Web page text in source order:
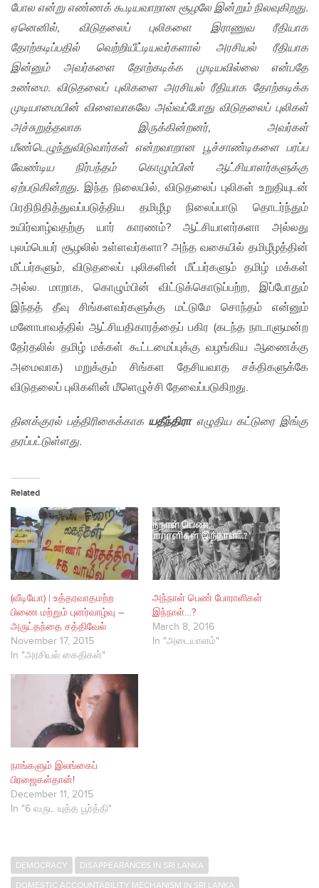
போல என்று எண்ணக் கூடியவாறான சூழலே இன்றும் நிலவுகிறது.
ஏனெனில், விடுதலைப் புலிகளை இராணுவ ரீதியாக
தோற்கடிப்பதில் வெற்றியீட்டியவர்களால் அரசியல் ரீதியாக
இன்னும் அவர்களை தோற்கடிக்க முடியவில்லை என்பதே
உண்மை. விடுதலைப் புலிகளை அரசியல் ரீதியாக தோற்கடிக்க
முடியாமையின் விளைவாகவே அவ்வப்போது விடுதலைப் புலிகள்
அச்சுறுத்தலாக இருக்கின்றனர், அவர்கள்
மீண்டெழுந்துவிடுவார்கள் என்றவாறான பூச்சாண்டிகளை பரப்ப
வேண்டிய நிர்பந்தம் கொழும்பின் ஆட்சியாளர்களுக்கு
ஏற்படுகின்றது. இந்த நிலையில், விடுதலைப் புலிகள் உறுதியுடன்
பிரதிநிதித்துவப்படுத்திய தமிழீழ நிலைப்பாடு தொடர்ந்தும்
உயிர்வாழ்வதற்கு யார் காரணம்? ஆட்சியாளர்களா அல்லது
புலம்பெயர் சூழலில் உள்ளவர்களா? அந்த வகையில் தமிழீழத்தின்
மீட்பர்களும், விடுதலைப் புலிகளின் மீட்பர்களும் தமிழ் மக்கள்
அல்ல. மாறாக, கொழும்பின் விட்டுக்கொடுப்பற்ற, இப்போதும்
இந்தத் தீவு சிங்களவர்களுக்கு மட்டுமே சொந்தம் என்னும்
மனோபாவத்தில் ஆட்சியதிகாரத்தைப் பகிர (கடந்த நாடாளுமன்ற
தேர்தலில் தமிழ் மக்கள் கூட்டமைப்புக்கு வழங்கிய ஆணைக்கு
அமைவாக) மறுக்கும் சிங்கள தேசியவாத சக்திகளுக்கே
விடுதலைப் புலிகளின் மீளெழுச்சி தேவைப்படுகிறது.
தினக்குரல் பத்திரிகைக்காகயதீந்திராஎழுதிய கட்டுரை இங்கு
தரப்பட்டுள்ளது.
Related
(வீடியோ) | உத்தரவாதமற்ற
பிணை மற்றும் புனர்வாழ்வு –
அருட்தந்தை சத்திவேல்
November 17, 2015
In "அரசியல் கைதிகள்"
அந்நாள் பெண் போராளிகள்
இந்நாள்…?
March 8, 2016
In "அடையாளம்"
நாங்களும் இலங்கைப்
பிரஜைகள்தான்!
December 11, 2015
In "6 வருட யுத்த பூர்த்தி"
DEMOCRACY
DISAPPEARANCES IN SRI LANKA
DOMESTIC ACCOUNTABILITY MECHANISM IN SRI LANKA